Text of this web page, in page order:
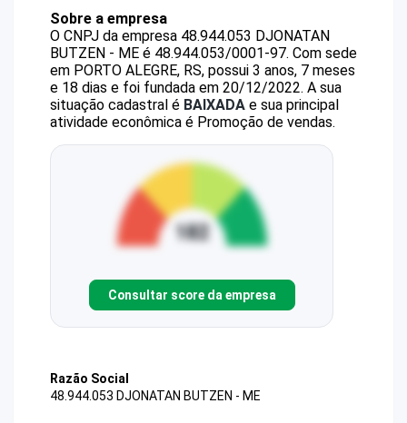
Sobre a empresa
O CNPJ da empresa 48.944.053 DJONATAN
BUTZEN - ME é 48.944.053/0001-97. Com sede
em PORTO ALEGRE, RS, possui 3 anos, 7 meses
e 18 dias e foi fundada em 20/12/2022. A sua
situação cadastral é BAIXADA e sua principal
atividade econômica é Promoção de vendas.
Consultar score da empresa
Razão Social
48.944.053 DJONATAN BUTZEN - ME